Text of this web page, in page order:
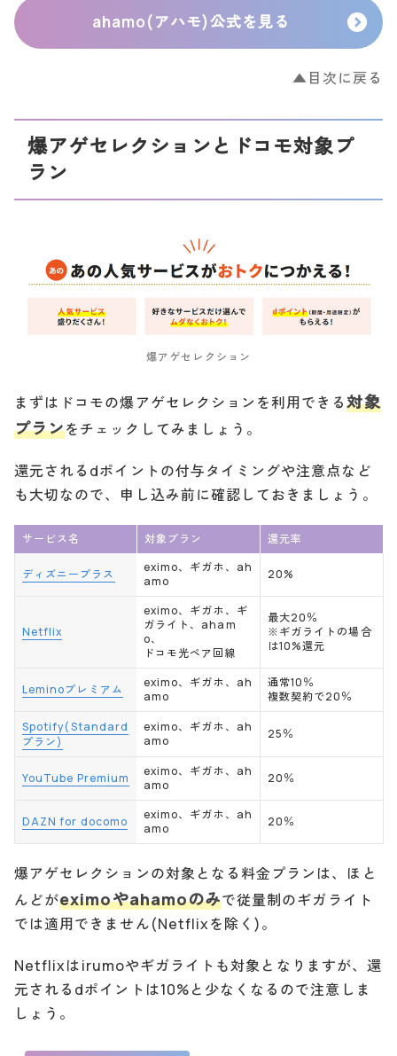
ahamo(アハモ)公式を見る
▲目次に戻る
爆アゲセレクションとドコモ対象プ
ラン
爆アゲセレクション
まずはドコモの爆アゲセレクションを利用できる対象
プランをチェックしてみましょう。
還元されるdポイントの付与タイミングや注意点など
も大切なので、申し込み前に確認しておきましょう。
サービス名 対象プラン 還元率
ディズニープラス
eximo、ギガホ、ah
amo
20%
Netflix
eximo、ギガホ、ギ
ガライト、aham
o、
ドコモ光ペア回線
最大20％
※ギガライトの場合
は10%還元
Leminoプレミアム
eximo、ギガホ、ah
amo
通常10％
複数契約で20％
Spotify(Standard
プラン)
eximo、ギガホ、ah
amo
25％
YouTube Premium
eximo、ギガホ、ah
amo
20％
DAZN for docomo
eximo、ギガホ、ah
amo
20％
爆アゲセレクションの対象となる料金プランは、ほと
んどがeximoやahamoのみで従量制のギガライト
では適用できません(Netflixを除く)。
Netflixはirumoやギガライトも対象となりますが、還
元されるdポイントは10%と少なくなるので注意しま
しょう。